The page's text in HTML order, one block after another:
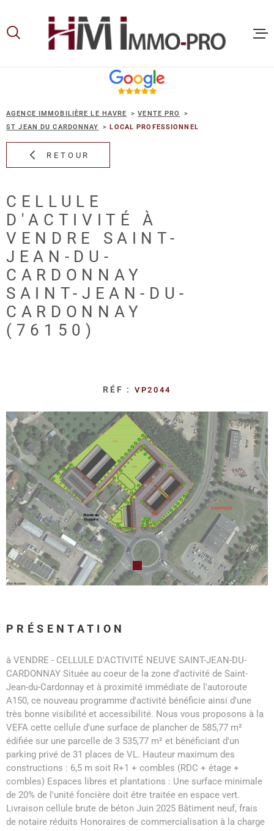
lamenu
contenu
AGENCE IMMOBILIÈRE LE HAVRE
VENTE PRO
ST JEAN DU CARDONNAY
LOCAL PROFESSIONNEL
RETOUR
CELLULE
D'ACTIVITÉ À
VENDRE SAINT-
JEAN-DU-
CARDONNAY
SAINT-JEAN-DU-
CARDONNAY
(76150)
RÉF :VP2044
PRÉSENTATION
à VENDRE - CELLULE D'ACTIVITÉ NEUVE SAINT-JEAN-DU-
CARDONNAY Située au coeur de la zone d'activité de Saint-
Jean-du-Cardonnay et à proximité immédiate de l'autoroute
A150, ce nouveau programme d'activité bénéficie ainsi d'une
très bonne visibilité et accessibilité. Nous vous proposons à la
VEFA cette cellule d'une surface de plancher de 585,77 m²
édifiée sur une parcelle de 3 535,77 m² et bénéficiant d'un
parking privé de 31 places de VL. Hauteur maximum des
constructions : 6,5 m soit R+1 + combles (RDC + étage +
combles) Espaces libres et plantations : Une surface minimale
de 20% de l'unité foncière doit être traitée en espace vert.
Livraison cellule brute de béton Juin 2025 Bâtiment neuf, frais
de notaire réduits Honoraires de commercialisation à la charge